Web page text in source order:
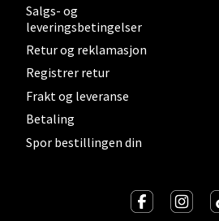
Salgs- og
leveringsbetingelser
Retur og reklamasjon
Registrer retur
Frakt og leveranse
Betaling
Spor bestillingen din
Torgbakken 2, 5401 Stord
Åpent i dag 10-17
0 i butikk
Vitaminveien 7 - 9, 0485 Oslo